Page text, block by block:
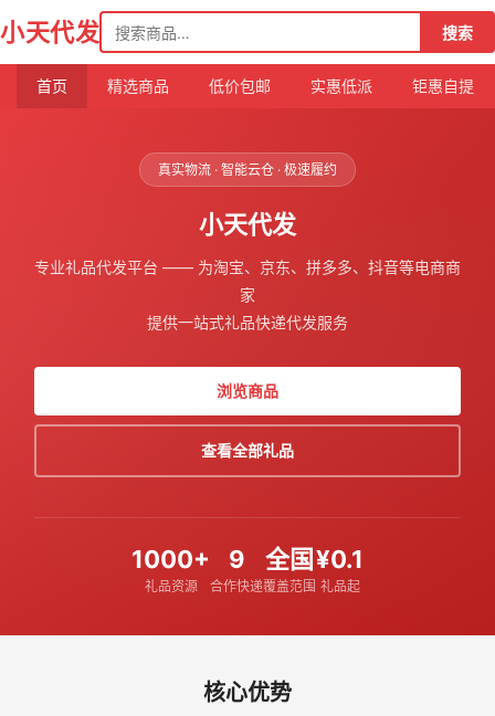
小天代发搜
索
搜索
首页 精选商品 低价包邮 实惠低派 钜惠自提
真实物流 · 智能云仓 · 极速履约
小天代发
专业礼品代发平台 —— 为淘宝、京东、拼多多、抖音等电商商
家
提供一站式礼品快递代发服务
浏览商品
查看全部礼品
1000+
礼品资源
9
合作快递
全国
覆盖范围
¥0.1
礼品起
核心优势